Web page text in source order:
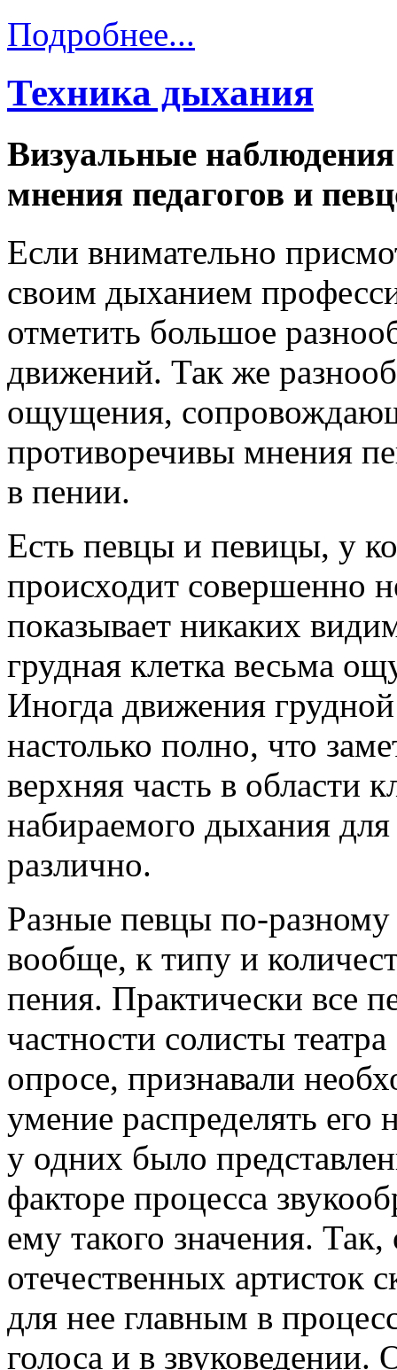
Подробнее...
Техника дыхания
Визуальные
мнения педагогов и
Если внимательно
своим дыханием
отметить большое
движений. Так же
ощущения,
противоречивы мнения
в пении.
Есть певцы и певицы, у
происходит совершенно
показывает никаких
грудная клетка весьма
Иногда движения
настолько полно, что
верхняя часть в области
набираемого дыхания
различно.
Разные певцы по-
вообще, к типу и
пения. Практически все
частности солисты
опросе, признавали
умение распределять
у одних было
факторе процесса
ему такого значения.
отечественных артисток
для нее главным в
голоса и в звуковедении.